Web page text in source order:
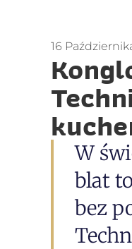
16
W
blat
bez